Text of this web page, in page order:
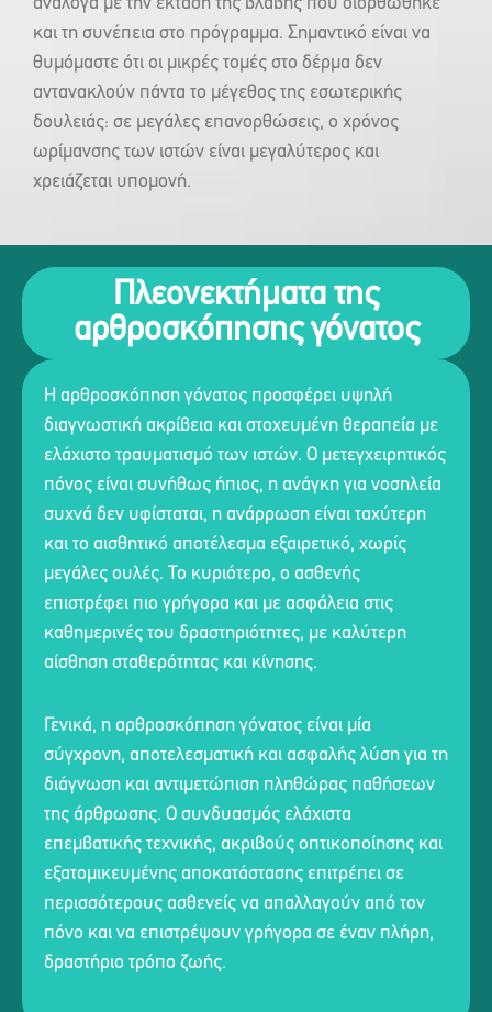
και τη συνέπεια στο πρόγραμμα. Σημαντικό είναι να
θυμόμαστε ότι οι μικρές τομές στο δέρμα δεν
αντανακλούν πάντα το μέγεθος της εσωτερικής
δουλειάς: σε μεγάλες επανορθώσεις, ο χρόνος
ωρίμανσης των ιστών είναι μεγαλύτερος και
χρειάζεται υπομονή.
Πλεονεκτήματα της
αρθροσκόπησης γόνατος
Η αρθροσκόπηση γόνατος προσφέρει υψηλή
διαγνωστική ακρίβεια και στοχευμένη θεραπεία με
ελάχιστο τραυματισμό των ιστών. Ο μετεγχειρητικός
πόνος είναι συνήθως ήπιος, η ανάγκη για νοσηλεία
συχνά δεν υφίσταται, η ανάρρωση είναι ταχύτερη
και το αισθητικό αποτέλεσμα εξαιρετικό, χωρίς
μεγάλες ουλές. Το κυριότερο, ο ασθενής
επιστρέφει πιο γρήγορα και με ασφάλεια στις
καθημερινές του δραστηριότητες, με καλύτερη
αίσθηση σταθερότητας και κίνησης.
Γενικά, η αρθροσκόπηση γόνατος είναι μία
σύγχρονη, αποτελεσματική και ασφαλής λύση για τη
διάγνωση και αντιμετώπιση πληθώρας παθήσεων
της άρθρωσης. Ο συνδυασμός ελάχιστα
επεμβατικής τεχνικής, ακριβούς οπτικοποίησης και
εξατομικευμένης αποκατάστασης επιτρέπει σε
περισσότερους ασθενείς να απαλλαγούν από τον
πόνο και να επιστρέψουν γρήγορα σε έναν πλήρη,
δραστήριο τρόπο ζωής.